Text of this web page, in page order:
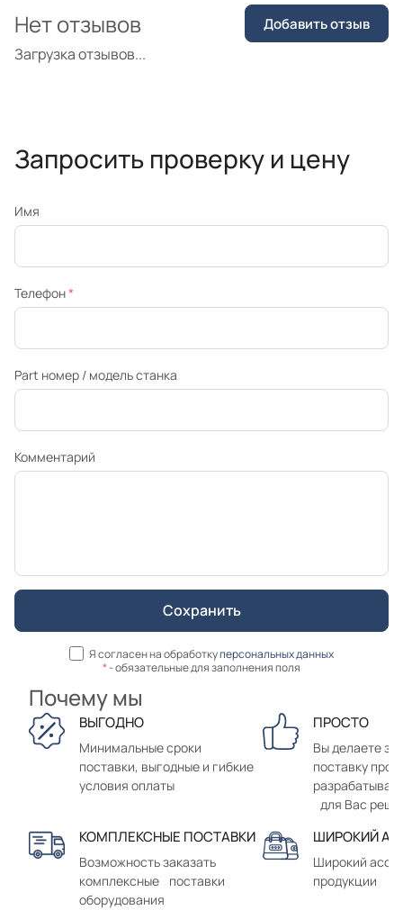
Загрузка отзывов...
Нет отзывов Добавить отзыв
Запросить проверку и цену
Имя
Телефон*
Part номер / модель станка
Комментарий
Я согласен на обработкуперсональных данных
*- обязательные для заполнения поля
Почему мы
ВЫГОДНО
Минимальные сроки
поставки, выгодные и гибкие
условия оплаты
ПРОСТО
Вы делаете
поставку
для Вас
КОМПЛЕКСНЫЕ ПОСТАВКИ
Возможность заказать
комплексные поставки
оборудования
ШИРОКИЙ
Широкий
продукции